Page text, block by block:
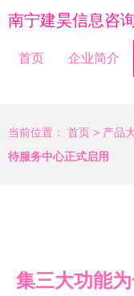
南宁建昊信息咨
首页 企业简介
当前位置： 首页 > 产品
待服务中心正式启用
集三大功能